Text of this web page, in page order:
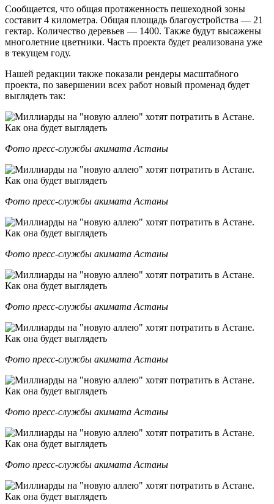
Сообщается, что общая протяженность пешеходной зоны
составит 4 километра. Общая площадь благоустройства — 21
гектар. Количество деревьев — 1400. Также будут высажены
многолетние цветники. Часть проекта будет реализована уже
в текущем году.
Нашей редакции также показали рендеры масштабного
проекта, по завершении всех работ новый променад будет
выглядеть так:
Фото пресс-службы акимата Астаны
Фото пресс-службы акимата Астаны
Фото пресс-службы акимата Астаны
Фото пресс-службы акимата Астаны
Фото пресс-службы акимата Астаны
Фото пресс-службы акимата Астаны
Фото пресс-службы акимата Астаны